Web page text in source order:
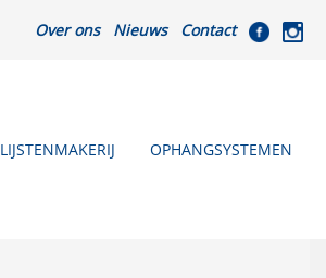
Over ons Nieuws Contact
LIJSTENMAKERIJ OPHANGSYSTEMEN